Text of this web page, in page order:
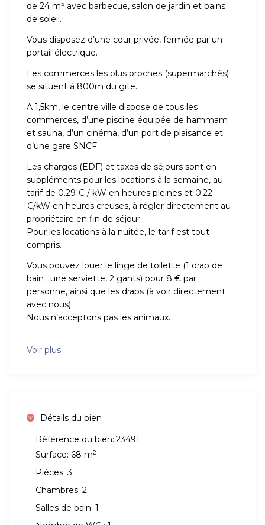
de 24 m² avec barbecue, salon de jardin et bains
de soleil.
Vous disposez d’une cour privée, fermée par un
portail électrique.
Les commerces les plus proches (supermarchés)
se situent à 800m du gite.
A 1,5km, le centre ville dispose de tous les
commerces, d’une piscine équipée de hammam
et sauna, d’un cinéma, d’un port de plaisance et
d’une gare SNCF.
Les charges (EDF) et taxes de séjours sont en
suppléments pour les locations à la semaine, au
tarif de 0.29 € / kW en heures pleines et 0.22
€/kW en heures creuses, à régler directement au
propriétaire en fin de séjour.
Pour les locations à la nuitée, le tarif est tout
compris.
Vous pouvez louer le linge de toilette (1 drap de
bain ; une serviette, 2 gants) pour 8 € par
personne, ainsi que les draps (à voir directement
avec nous).
Nous n’acceptons pas les animaux.
Voir plus
Détails du bien
Référence du bien: 23491
Surface: 68 m2
Pièces: 3
Chambres: 2
Salles de bain: 1